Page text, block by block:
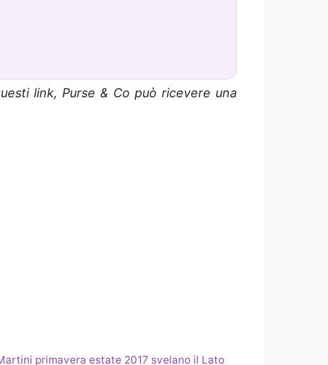
link, Purse & Co può ricevere una
primavera estate 2017 svelano il Lato